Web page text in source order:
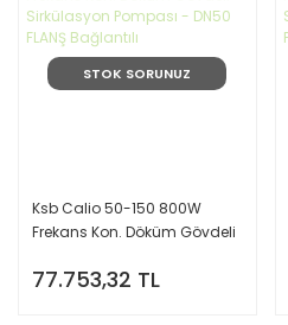
STOK SORUNUZ
Ksb Calio 50-150 800W
Frekans Kon. Döküm Gövdeli
FLANŞ Bağlantılı
77.753,32 TL